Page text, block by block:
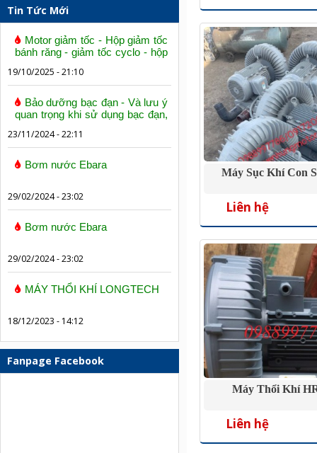
Tin Tức Mới
Motor giảm tốc - Hộp giảm tốc
bánh răng - giảm tốc cyclo - hộp
19/10/2025 - 21:10
Bảo dưỡng bạc đạn - Và lưu ý
quan trọng khi sử dụng bạc đạn,
23/11/2024 - 22:11
Bơm nước Ebara
29/02/2024 - 23:02
Bơm nước Ebara
29/02/2024 - 23:02
MÁY THỔI KHÍ LONGTECH
18/12/2023 - 14:12
Fanpage Facebook
Máy Sục Khí Con
Liên hệ
Máy Thổi Khí
Liên hệ